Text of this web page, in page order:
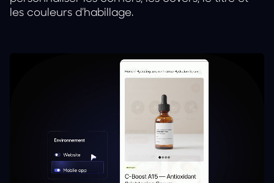
les couleurs d’habillage.